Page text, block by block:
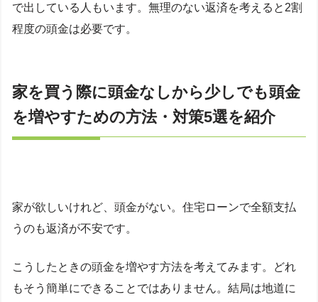
で出している人もいます。無理のない返済を考えると2割
程度の頭金は必要です。
家を買う際に頭金なしから少しでも頭金
を増やすための方法・対策5選を紹介
家が欲しいけれど、頭金がない。住宅ローンで全額支払
うのも返済が不安です。
こうしたときの頭金を増やす方法を考えてみます。どれ
もそう簡単にできることではありません。結局は地道に